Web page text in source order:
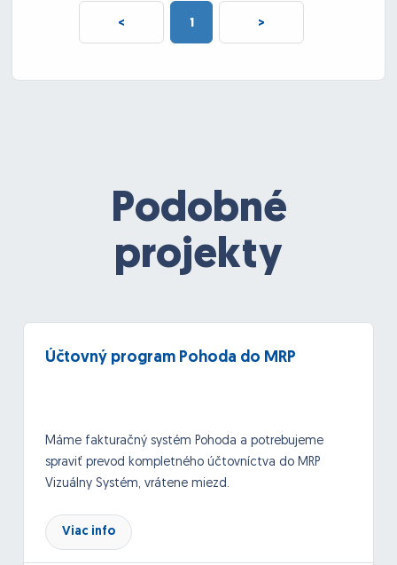
< 1 >
Podobné
projekty
Účtovný program Pohoda do MRP
Máme fakturačný systém Pohoda a potrebujeme
spraviť prevod kompletného účtovníctva do MRP
Vizuálny Systém, vrátene miezd.
Viac info